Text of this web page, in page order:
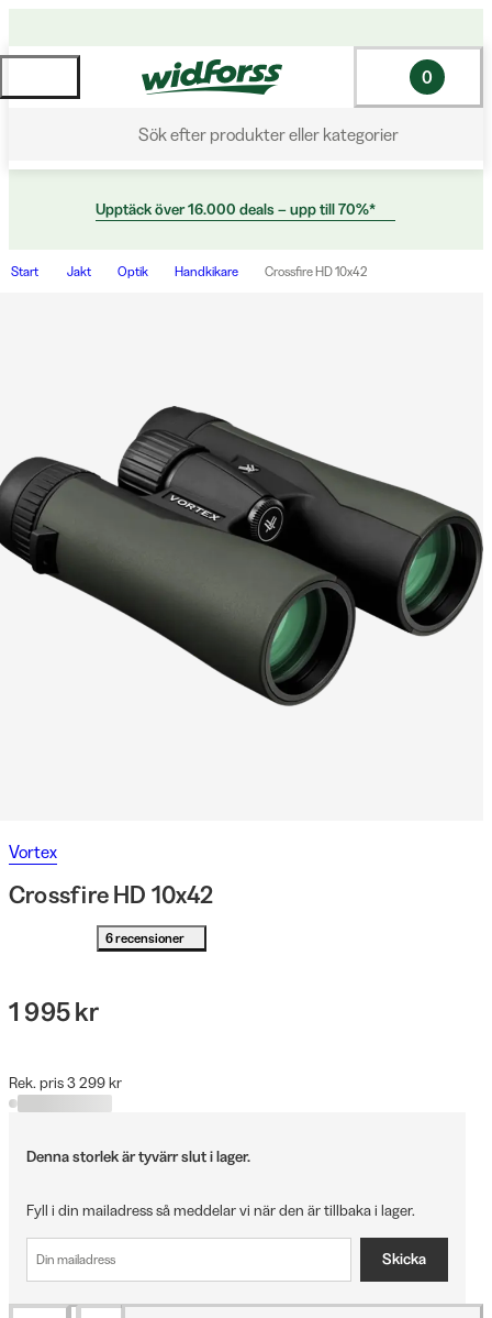
Sök efter produkter eller kategorier
0
Upptäck över 16.000 deals – upp till 70%*
Start Jakt Optik Handkikare Crossfire HD 10x42
Vortex
Crossfire HD 10x42
6 recensioner
1 995 kr
Rek. pris 3 299 kr
Denna storlek är tyvärr slut i lager.
Fyll i din mailadress så meddelar vi när den är tillbaka i lager.
Skicka